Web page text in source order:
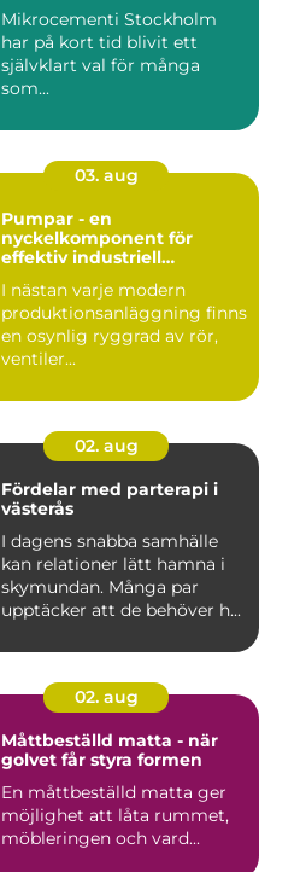
Mikrocementi Stockholm
har på kort tid blivit ett
självklart val för många
som...
03. aug
Pumpar - en
nyckelkomponent för
effektiv industriell
I nästan varje modern
produktionsanläggning finns
en osynlig ryggrad av rör,
ventiler...
02. aug
Fördelar med parterapi i
västerås
I dagens snabba samhälle
kan relationer lätt hamna i
skymundan. Många par
upptäcker att de behöver h...
02. aug
Måttbeställd matta - när
golvet får styra formen
En måttbeställd matta ger
möjlighet att låta rummet,
möbleringen och vard...